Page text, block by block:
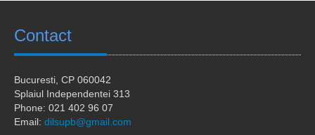
Ofertă studii
Sesiune comunicări științifice
Stagii in strainatate
Contact
Bucuresti , CP 060042
Splaiul Independentei 313
Phone: 021 402 96 07
Email: dilsupb@gmail.com